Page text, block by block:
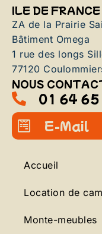
ILE DE FRANCE
ZA de la Prairie
Bâtiment Omega
1 rue des longs
77120
NOUS
01 64
E-Mail
Accueil
Location de
Monte-meubles